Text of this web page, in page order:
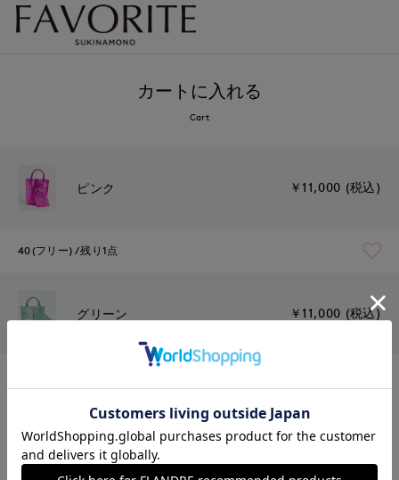
カートに入れる
Cart
ピンク ￥11,000 (税込)
40(フリー) 残り1点
グリーン ￥11,000 (税込)